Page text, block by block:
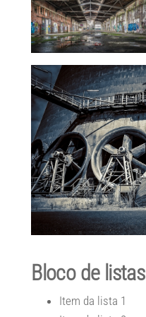
Bloco de listas
Item da lista 1